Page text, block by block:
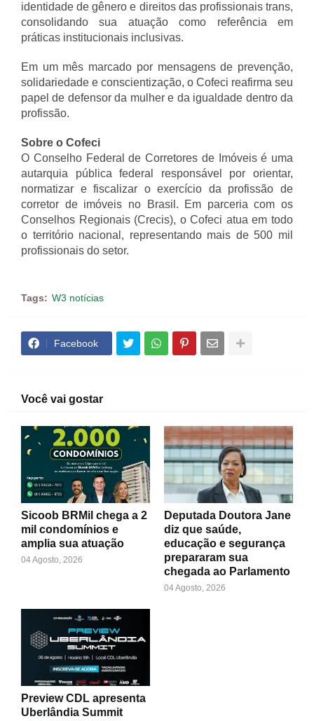
identidade de gênero e direitos das profissionais trans,
consolidando sua atuação como referência em
práticas institucionais inclusivas.
Em um mês marcado por mensagens de prevenção,
solidariedade e conscientização, o Cofeci reafirma seu
papel de defensor da mulher e da igualdade dentro da
profissão.
Sobre o Cofeci
O Conselho Federal de Corretores de Imóveis é uma
autarquia pública federal responsável por orientar,
normatizar e fiscalizar o exercício da profissão de
corretor de imóveis no Brasil. Em parceria com os
Conselhos Regionais (Crecis), o Cofeci atua em todo
o território nacional, representando mais de 500 mil
profissionais do setor.
Tags: W3 notícias
Facebook
Você vai gostar
Sicoob BRMil chega a 2
mil condomínios e
amplia sua atuação
04 Agosto, 2026
Deputada Doutora Jane
diz que saúde,
educação e segurança
prepararam sua
chegada ao Parlamento
04 Agosto, 2026
Preview CDL apresenta
Uberlândia Summit